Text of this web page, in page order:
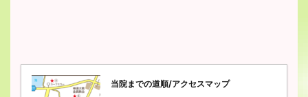
当院までの道順/アクセスマップ